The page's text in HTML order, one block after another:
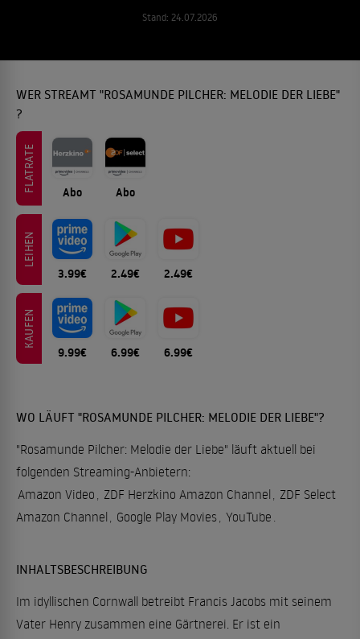
Stand: 24.07.2026
WER STREAMT "ROSAMUNDE PILCHER: MELODIE DER LIEBE"
?
FLATRATE Abo Abo
LEIHEN
3.99€ 2.49€ 2.49€
KAUFEN
9.99€ 6.99€ 6.99€
WO LÄUFT "ROSAMUNDE PILCHER: MELODIE DER LIEBE"?
"Rosamunde Pilcher: Melodie der Liebe" läuft aktuell bei
folgenden Streaming-Anbietern:
Amazon Video
ZDF Herzkino Amazon Channel
ZDF Select
Amazon Channel
Google Play Movies YouTube
INHALTSBESCHREIBUNG
Im idyllischen Cornwall betreibt Francis Jacobs mit seinem
Vater Henry zusammen eine Gärtnerei. Er ist ein